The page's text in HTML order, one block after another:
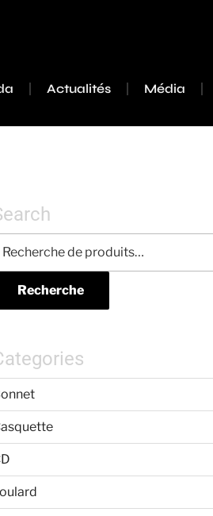
Actualités Média
Recherche